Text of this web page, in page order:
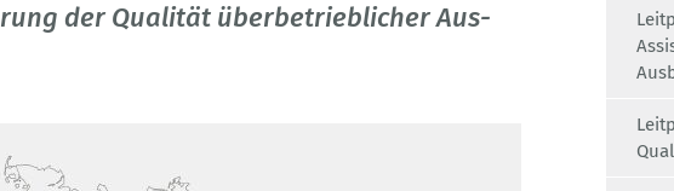
der Qualität überbetrieblicher Aus-